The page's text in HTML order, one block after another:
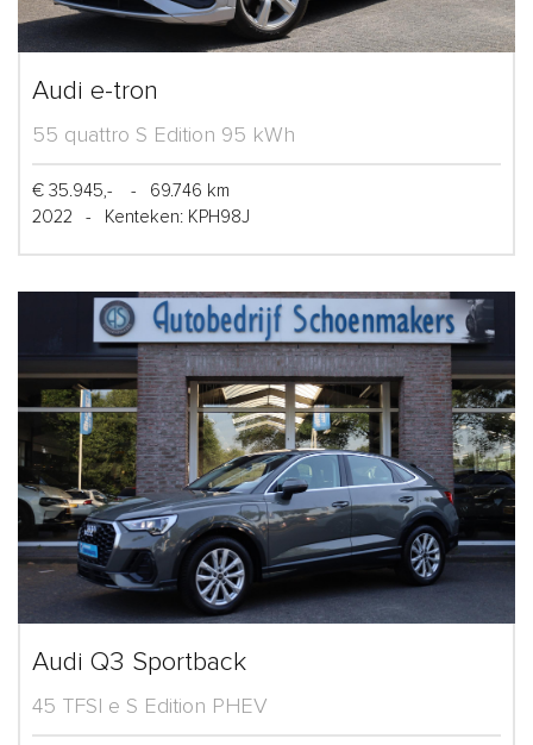
Audi e-tron
55 quattro S Edition 95 kWh
€ 35.945,- -
69.746 km
2022
- Kenteken: KPH98J
Audi Q3 Sportback
45 TFSI e S Edition PHEV